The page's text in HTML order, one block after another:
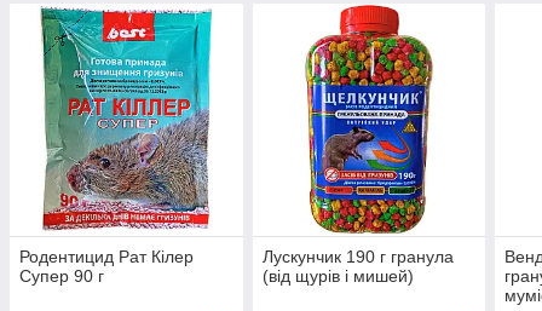
Родентицид Рат Кілер
Супер 90 г
Лускунчик 190 г гранула
(від щурів і мишей)